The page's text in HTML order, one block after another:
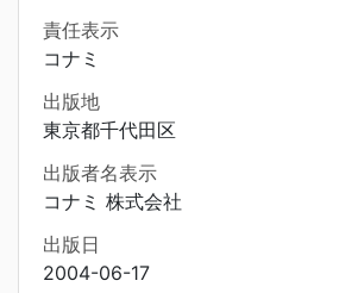
責任表示
コナミ
出版地
東京都千代田区
出版者名表示
コナミ 株式会社
出版日
2004-06-17